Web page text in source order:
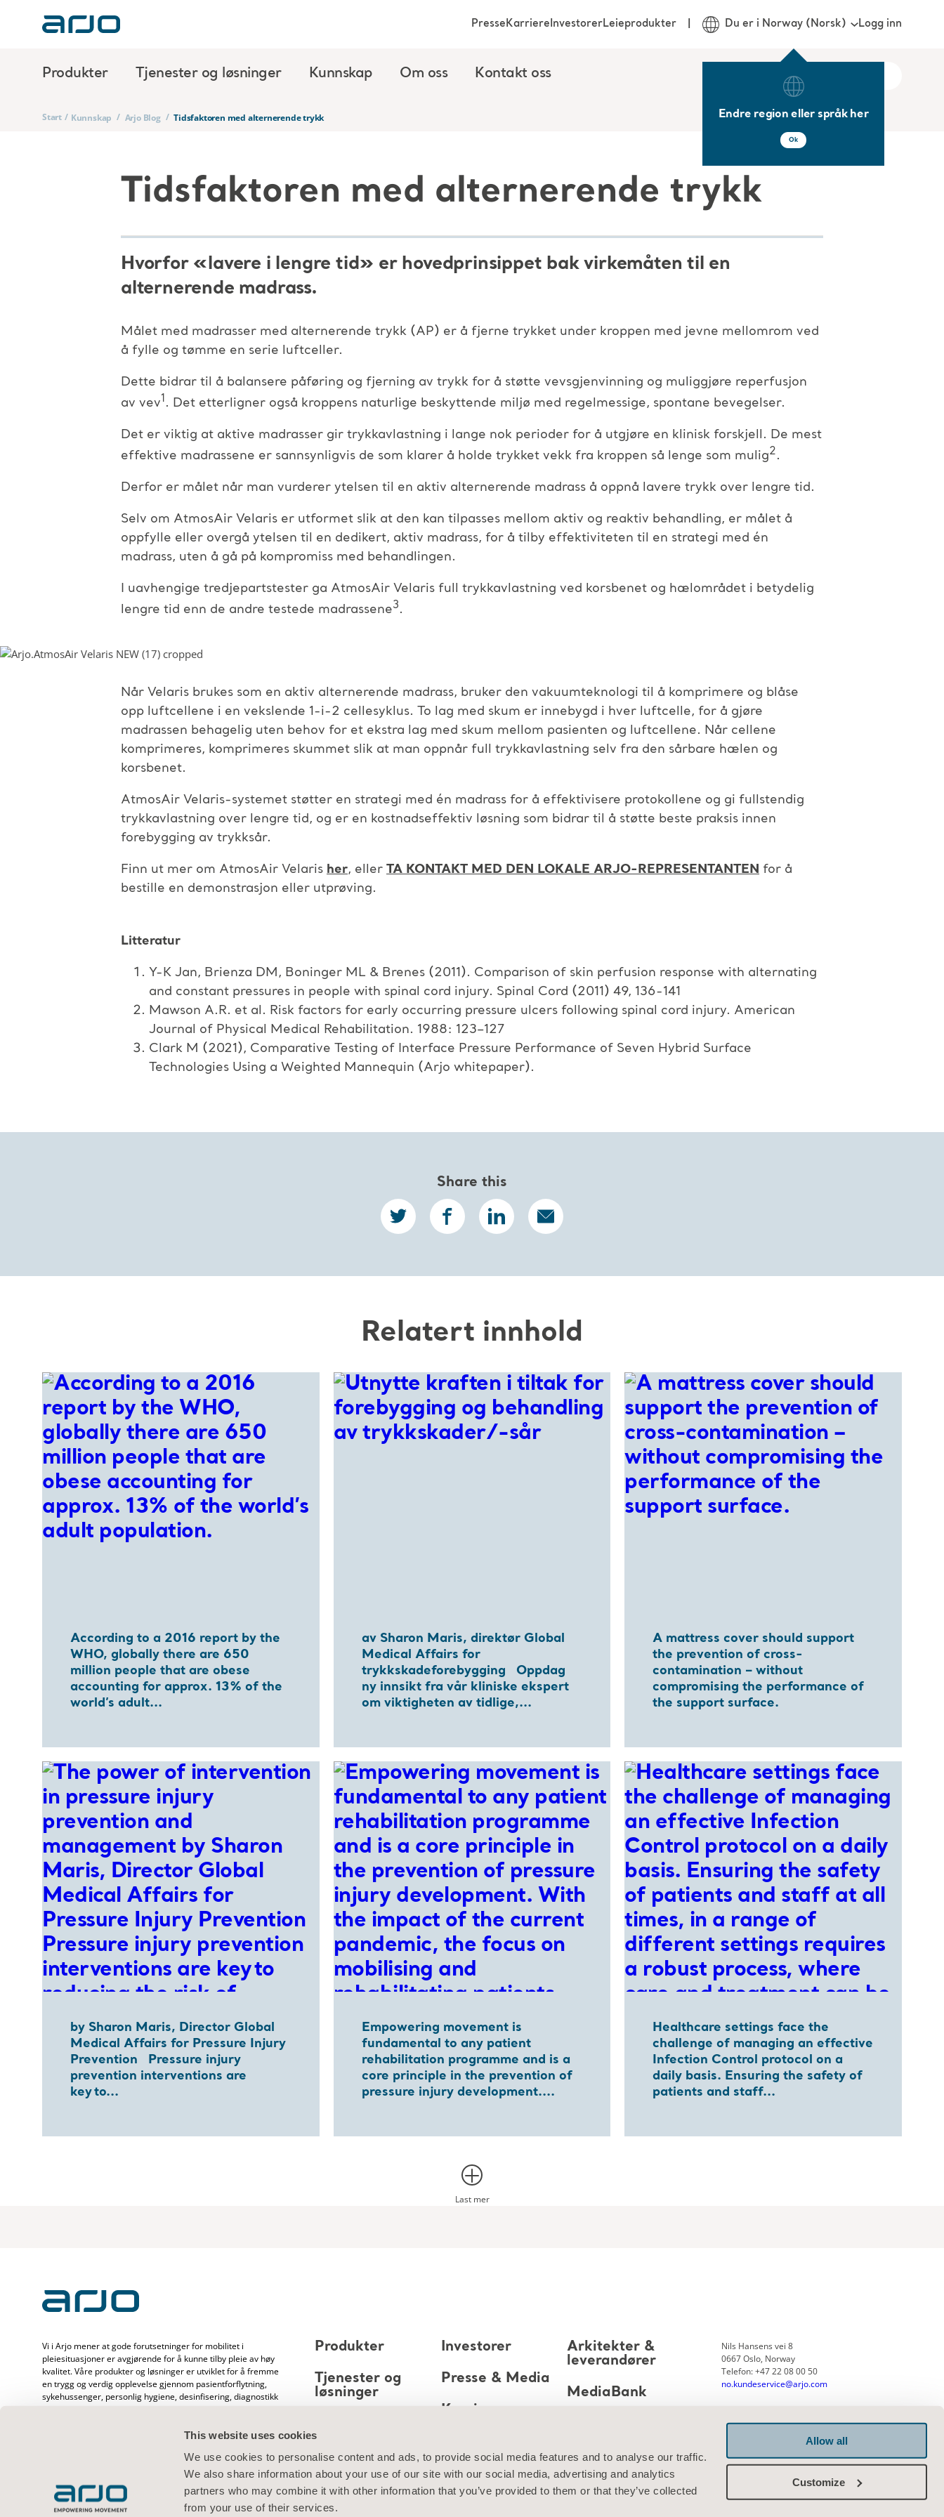
This website uses cookies
We use cookies to personalise content and ads, to provide social media features and to analyse our traffic.
We also share information about your use of our site with our social media, advertising and analytics
partners who may combine it with other information that you’ve provided to them or that they’ve collected
from your use of their services.
Allow all
Customize
Produkter Tjenester og løsninger Kunnskap Om oss Kontakt oss
PresseKarriereInvestorerLeieprodukter Du er i Norway (Norsk)
Endre region eller språk her
Ok
Logg inn
Start / Kunnskap / Arjo Blog / Tidsfaktoren med alternerende trykk
Tidsfaktoren med alternerende trykk
Hvorfor «lavere i lengre tid» er hovedprinsippet bak virkemåten til en
alternerende madrass.
Målet med madrasser med alternerende trykk (AP) er å fjerne trykket under kroppen med jevne mellomrom ved
å fylle og tømme en serie luftceller.
Dette bidrar til å balansere påføring og fjerning av trykk for å støtte vevsgjenvinning og muliggjøre reperfusjon
av vev1 . Det etterligner også kroppens naturlige beskyttende miljø med regelmessige, spontane bevegelser.
Det er viktig at aktive madrasser gir trykkavlastning i lange nok perioder for å utgjøre en klinisk forskjell. De mest
effektive madrassene er sannsynligvis de som klarer å holde trykket vekk fra kroppen så lenge som mulig2 .
Derfor er målet når man vurderer ytelsen til en aktiv alternerende madrass å oppnå lavere trykk over lengre tid.
Selv om AtmosAir Velaris er utformet slik at den kan tilpasses mellom aktiv og reaktiv behandling, er målet å
oppfylle eller overgå ytelsen til en dedikert, aktiv madrass, for å tilby effektiviteten til en strategi med én
madrass, uten å gå på kompromiss med behandlingen.
I uavhengige tredjepartstester ga AtmosAir Velaris full trykkavlastning ved korsbenet og hælområdet i betydelig
lengre tid enn de andre testede madrassene3 .
Når Velaris brukes som en aktiv alternerende madrass, bruker den vakuumteknologi til å komprimere og blåse
opp luftcellene i en vekslende 1-i-2 cellesyklus. To lag med skum er innebygd i hver luftcelle, for å gjøre
madrassen behagelig uten behov for et ekstra lag med skum mellom pasienten og luftcellene. Når cellene
komprimeres, komprimeres skummet slik at man oppnår full trykkavlastning selv fra den sårbare hælen og
korsbenet.
AtmosAir Velaris-systemet støtter en strategi med én madrass for å effektivisere protokollene og gi fullstendig
trykkavlastning over lengre tid, og er en kostnadseffektiv løsning som bidrar til å støtte beste praksis innen
forebygging av trykksår.
Finn ut mer om AtmosAir Velaris her, eller TA KONTAKT MED DEN LOKALE ARJO-REPRESENTANTEN for å
bestille en demonstrasjon eller utprøving.
Litteratur
Y-K Jan, Brienza DM, Boninger ML & Brenes (2011). Comparison of skin perfusion response with alternating
and constant pressures in people with spinal cord injury. Spinal Cord (2011) 49, 136-141
Mawson A.R. et al. Risk factors for early occurring pressure ulcers following spinal cord injury. American
Journal of Physical Medical Rehabilitation. 1988: 123–127
Clark M (2021), Comparative Testing of Interface Pressure Performance of Seven Hybrid Surface
Technologies Using a Weighted Mannequin (Arjo whitepaper).
Share this
Relatert innhold
According to a 2016 report by the
WHO, globally there are 650
million people that are obese
accounting for approx. 13% of the
world’s adult...
av Sharon Maris, direktør Global
Medical Affairs for
trykkskadeforebygging Oppdag
ny innsikt fra vår kliniske ekspert
om viktigheten av tidlige,...
A mattress cover should support
the prevention of cross-
contamination – without
compromising the performance of
the support surface.
by Sharon Maris, Director Global
Medical Affairs for Pressure Injury
Prevention Pressure injury
prevention interventions are
key to...
Empowering movement is
fundamental to any patient
rehabilitation programme and is a
core principle in the prevention of
pressure injury development....
Healthcare settings face the
challenge of managing an effective
Infection Control protocol on a
daily basis. Ensuring the safety of
patients and staff...
Last mer
Vi i Arjo mener at gode forutsetninger for mobilitet i
pleiesituasjoner er avgjørende for å kunne tilby pleie av høy
kvalitet. Våre produkter og løsninger er utviklet for å fremme
en trygg og verdig opplevelse gjennom pasientforflytning,
sykehussenger, personlig hygiene, desinfisering, diagnostikk
erfaring med pasientpleie og helsepersonell, og er opptatt
Produkter
Tjenester og
løsninger
Om oss
Kontakt oss
Investorer
Presse & Media
Karriere
Arkitekter &
leverandører
MediaBank
Nils Hansens vei 8
0667 Oslo, Norway
Telefon: +47 22 08 00 50
no.kundeservice@arjo.com